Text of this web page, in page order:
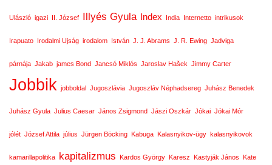
Ulászló igazi II. József Illyés Gyula Index India Internetto intrikusok
Irapuato Irodalmi Ujság irodalom István J. J. Abrams J. R. Ewing Jadviga
párnája Jakab james Bond Jancsó Miklós Jaroslav Hašek Jimmy Carter
Jobbik jobboldal Jugoszlávia Jugoszláv Néphadsereg Juhász Benedek
Juhász Gyula Julius Caesar János Zsigmond Jászi Oszkár Jókai Jókai Mór
jólét József Attila július Jürgen Böcking Kabuga Kalasnyikov-ügy kalasnyikovok
kamarillapolitika kapitalizmus Kardos György Karesz Kastyják János Kate